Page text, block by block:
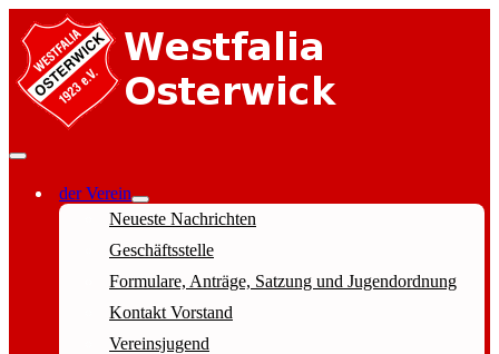
der Verein
Neueste Nachrichten
Geschäftsstelle
Formulare, Anträge, Satzung und Jugendordnung
Kontakt Vorstand
Vereinsjugend